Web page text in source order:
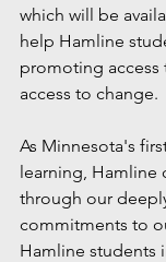
which will be
help Hamline
promoting
access to change.
As Minnesota's
learning, Hamline
through our
commitments to
Hamline students